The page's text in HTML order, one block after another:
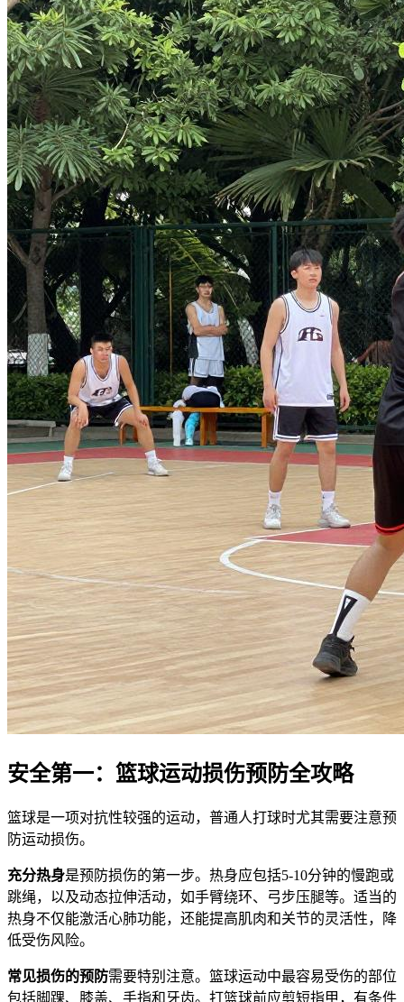
安全第一：篮球运动损伤预防全攻略
篮球是一项对抗性较强的运动，普通人打球时尤其需要注意预
防运动损伤。
充分热身是预防损伤的第一步。热身应包括5-10分钟的慢跑或
跳绳，以及动态拉伸活动，如手臂绕环、弓步压腿等。适当的
热身不仅能激活心肺功能，还能提高肌肉和关节的灵活性，降
低受伤风险。
常见损伤的预防需要特别注意。篮球运动中最容易受伤的部位
包括脚踝、膝盖、手指和牙齿。打篮球前应剪短指甲，有条件